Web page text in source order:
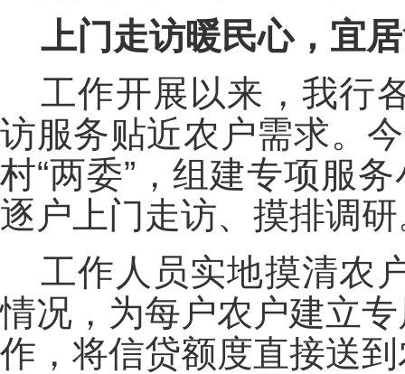
上门走访暖民心，宜
工作开展以来，我行
访服务贴近农户需求。
村“两委”，组建专项服
逐户上门走访、摸排调
工作人员实地摸清农
情况，为每户农户建立
作，将信贷额度直接送